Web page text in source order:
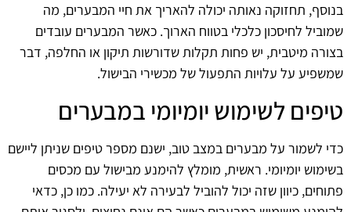
בנוסף, תחזוקה נאותה יכולה להאריך את חיי המבערים, מה
שמוביל לחיסכון כלכלי בטווח הארוך. כאשר המבערים עובדים
בצורה מיטבית, יש פחות תקלות שדורשות תיקון או החלפה, דבר
שמשפיע על עלויות התפעול של מכשירי הבישול.
טיפים לשימוש יומיומי במבערים
כדי לשמור על מבערים במצב טוב, ישנם מספר טיפים שניתן ליישם
בשימוש יומיומי. ראשית, מומלץ להימנע מבישול עם מכסים
פתוחים, כיוון שזה יכול להוביל לבעירה לא יעילה. כמו כן, כדאי